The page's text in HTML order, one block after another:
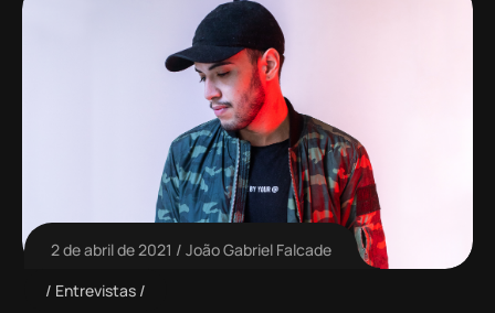
2 de abril de 2021
João Gabriel Falcade
Entrevistas